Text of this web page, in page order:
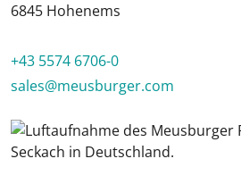
6845 Hohenems
+43 5574 6706-0
sales@meusburger.com